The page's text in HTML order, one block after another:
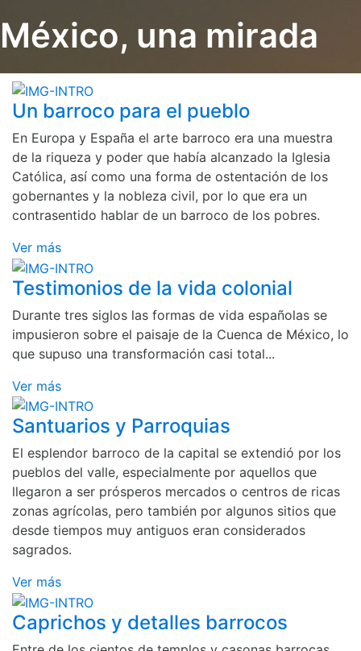
México, una mirada
Un barroco para el pueblo
En Europa y España el arte barroco era una muestra
de la riqueza y poder que había alcanzado la Iglesia
Católica, así como una forma de ostentación de los
gobernantes y la nobleza civil, por lo que era un
contrasentido hablar de un barroco de los pobres.
Ver más
Testimonios de la vida colonial
Durante tres siglos las formas de vida españolas se
impusieron sobre el paisaje de la Cuenca de México, lo
que supuso una transformación casi total...
Ver más
Santuarios y Parroquias
El esplendor barroco de la capital se extendió por los
pueblos del valle, especialmente por aquellos que
llegaron a ser prósperos mercados o centros de ricas
zonas agrícolas, pero también por algunos sitios que
desde tiempos muy antiguos eran considerados
sagrados.
Ver más
Caprichos y detalles barrocos